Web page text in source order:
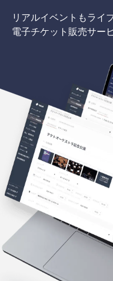
リアルイベントもライ
電子チケット販売サー